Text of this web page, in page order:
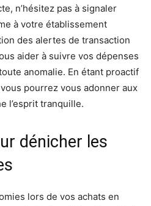
n’hésitez pas à signaler
à votre établissement
des alertes de transaction
aider à suivre vos dépenses
anomalie. En étant proactif
pourrez vous adonner aux
l’esprit tranquille.
dénicher les
lors de vos achats en